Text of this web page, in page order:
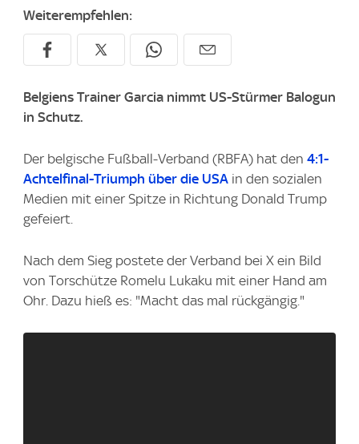
Weiterempfehlen:
Belgiens Trainer Garcia nimmt US-Stürmer Balogun
in Schutz.
Der belgische Fußball-Verband (RBFA) hat den 4:1-
Achtelfinal-Triumph über die USA in den sozialen
Medien mit einer Spitze in Richtung Donald Trump
gefeiert.
Nach dem Sieg postete der Verband bei X ein Bild
von Torschütze Romelu Lukaku mit einer Hand am
Ohr. Dazu hieß es: "Macht das mal rückgängig."